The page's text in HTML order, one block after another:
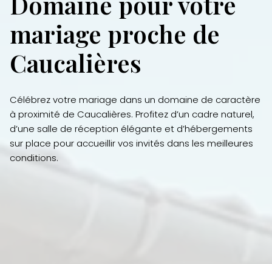
mariage proche de
Caucalières
Célébrez votre mariage dans un domaine de caractère
à proximité de Caucalières. Profitez d’un cadre naturel,
d’une salle de réception élégante et d’hébergements
sur place pour accueillir vos invités dans les meilleures
conditions.